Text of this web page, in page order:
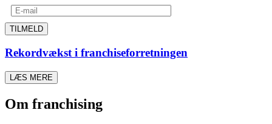
TILMELD
Rekordvækst i franchiseforretningen
LÆS MERE
Om franchising